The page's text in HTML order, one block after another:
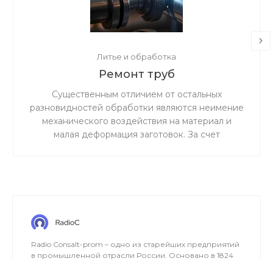
Литье и обработка
Ремонт труб
Существенным отличием от остальных
разновидностей обработки являются неимение
механического воздействия на материал и
малая деформация заготовок. За счет
Radio Consalt-prom – одно из старейших предприятий
в промышленной отрасли России. Основано в 1824